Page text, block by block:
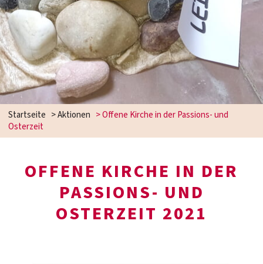
Startseite >Aktionen >Offene Kirche in der Passions- und
Osterzeit
OFFENE KIRCHE IN DER
PASSIONS- UND
OSTERZEIT 2021